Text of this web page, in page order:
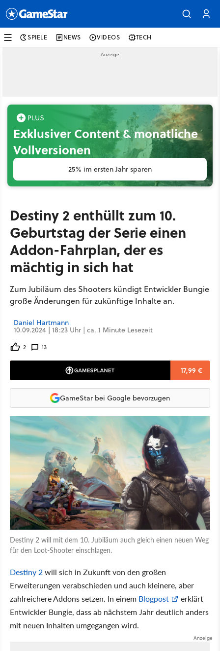
SPIELE NEWS VIDEOS TECH
Exklusiver Content & monatliche
Vollversionen
25% im ersten Jahr sparen
Destiny 2 enthüllt zum 10.
Geburtstag der Serie einen
Addon-Fahrplan, der es
mächtig in sich hat
Zum Jubiläum des Shooters kündigt Entwickler Bungie
große Änderungen für zukünftige Inhalte an.
Daniel Hartmann
10.09.2024 | 18:23 Uhr | ca. 1 Minute Lesezeit
2 13
17,99 €
GameStar bei Google bevorzugen
Destiny 2 will mit dem 10. Jubiläum auch gleich einen neuen Weg
für den Loot-Shooter einschlagen.
Destiny 2will sich in Zukunft von den großen
Erweiterungen verabschieden und auch kleinere, aber
zahlreichere Addons setzen. In einem Blogpost
erklärt
Entwickler Bungie, dass ab nächstem Jahr deutlich anders
mit neuen Inhalten umgegangen wird.